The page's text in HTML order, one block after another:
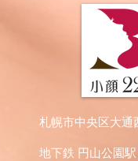
札幌市中央区大通
地下鉄 円山公園